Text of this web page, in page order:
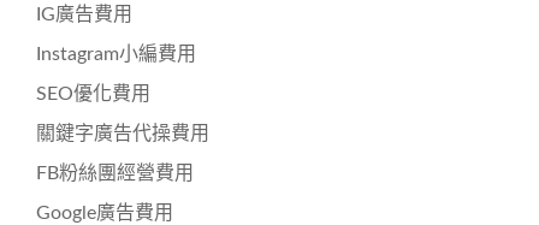
IG廣告費用
Instagram小編費用
SEO優化費用
關鍵字廣告代操費用
FB粉絲團經營費用
Google廣告費用